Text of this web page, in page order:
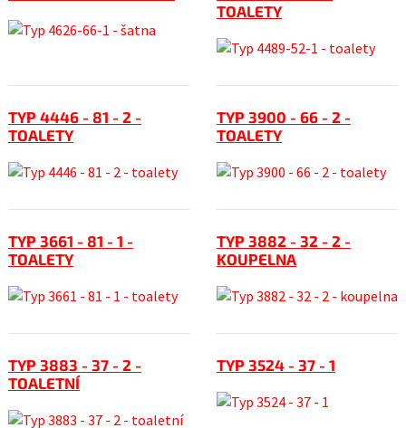
TOALETY
TYP 4446 - 81 - 2 -
TOALETY
TYP 3900 - 66 - 2 -
TOALETY
TYP 3661 - 81 - 1 -
TOALETY
TYP 3882 - 32 - 2 -
KOUPELNA
TYP 3883 - 37 - 2 -
TOALETNÍ
TYP 3524 - 37 - 1